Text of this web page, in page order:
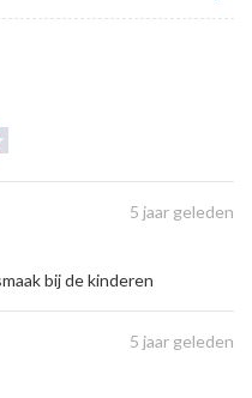
5 jaar geleden
bij de kinderen
5 jaar geleden